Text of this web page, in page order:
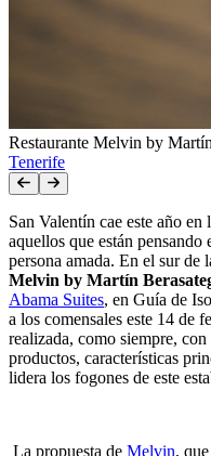
Restaurante Melvin by
Tenerife
San Valentín cae este año en
aquellos que están
persona amada. En el sur de
Melvin by Martín
Abama Suites, en Guía de
a los comensales este 14 de
realizada, como siempre,
productos, características
lidera los fogones de este
La propuesta de Melvin,